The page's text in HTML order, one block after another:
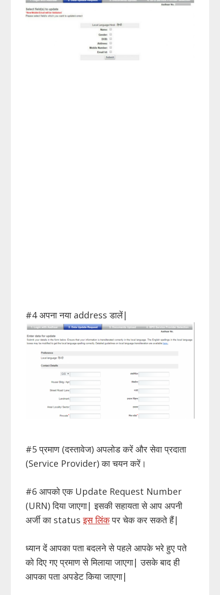
#4 अपना नया address डालें|
#5 प्रमाण (दस्तावेज) अपलोड करें और सेवा प्रदाता
(Service Provider) का चयन करें।
#6 आपको एक Update Request Number
(URN) दिया जाएगा| इसकी सहायता से आप अपनी
अर्जी का statusइस लिंकपर चेक कर सकते हैं|
ध्यान दें आपका पता बदलने से पहले आपके भरे हुए पते
को दिए गए प्रमाण से मिलाया जाएगा| उसके बाद ही
आपका पता अपडेट किया जाएगा|